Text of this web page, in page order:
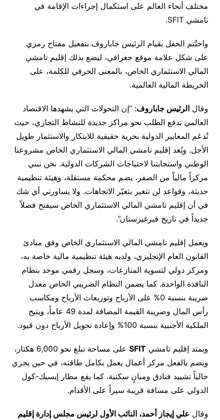
مختلف أنحاء العالم على استكمال إجراءات الإقامة في
تامشي SFIT.
واختُتم الحفل بقيام الرئيس جاباروف بتفعيل مفتاح رمزي
على شكل علامة موقع جغرافي، ليضع بذلك إقليم تامشي
المالي الاستثماري الخاص، بالمعنى الحرفي للكلمة، على
الخريطة المالية العالمية.
وقال الرئيس جاباروف: “إن التحولات التي يشهدها الاقتصاد
العالمي تدفع الطلب نحو مراكز جديدة للنشاط التجاري، حيث
تُدعَم المعايير الدولية بحرية حقيقية للابتكار والاستثمار طويل
الأجل. ويُعد إقليم تامشي المالي الاستثماري الخاص مشروعنا
الوطني واستجابتنا لاحتياجات الشركات الدولية. نحن نبني
مركزاً مالياً من الصفر، يضم محكمة مستقلة، وهيئة تنظيمية
حديثة، وقواعد لن تتغير بتغيّر الاتجاهات. ولا يساورني أي شك
في أن إقليم تامشي المالي الاستثماري الخاص سيفتح فصلاً
جديداً في تاريخ قيرغيزستان”.
ويعمل إقليم تامشي المالي الاستثماري الخاص وفق مبادئ
القانون العام الإنجليزي، ولديه هيئة تنظيمية مالية خاصة به،
ومركز دولي لتسوية المنازعات، وسجل رقمي موحد بنظام
النافذة الواحدة. كما يضمن النظام الضريبي الخاص معدل
ضريبة بنسبة 0% على الأرباح وتوزيعات الأرباح ومكاسب
رأس المال وضريبة القيمة المضافة لمدة 49 عاماً، ويتيح
الملكية الأجنبية بنسبة 100% وإعادة تحويل الأرباح دون قيود.
ويمتد إقليم تامشي SFIT
على مساحة تبلغ نحو 6,000 هكتار،
ويضم بالفعل مركز أعمال يعمل بكامل طاقته، في حين يجري
حالياً تشييد فنادق ومبانٍ سكنية. كما يقع مطار إيسيك-كول
الدولي على مسافة قريبة سيراً على الأقدام.
وقال علي إيجاز أحمد، النائب الأول لرئيس مجلس إدارة إقليم